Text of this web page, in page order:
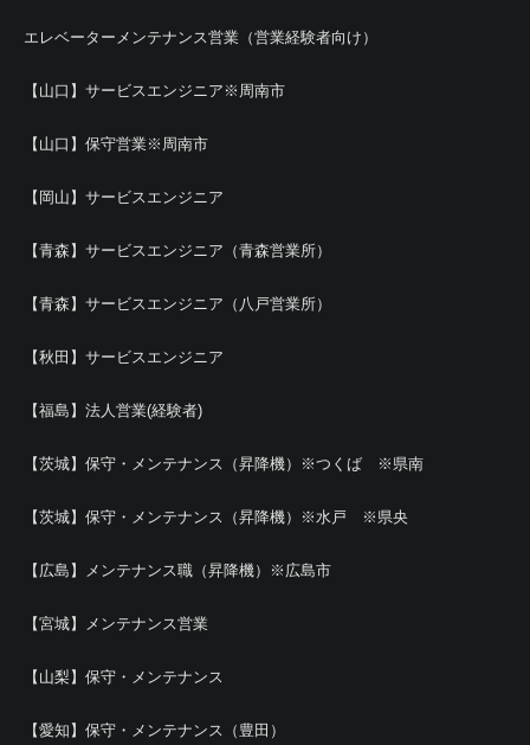
エレベーターメンテナンス営業（営業経験者向け）
【山口】サービスエンジニア※周南市
【山口】保守営業※周南市
【岡山】サービスエンジニア
【青森】サービスエンジニア（青森営業所）
【青森】サービスエンジニア（八戸営業所）
【秋田】サービスエンジニア
【福島】法人営業(経験者)
【茨城】保守・メンテナンス（昇降機）※つくば ※県南
【茨城】保守・メンテナンス（昇降機）※水戸 ※県央
【広島】メンテナンス職（昇降機）※広島市
【宮城】メンテナンス営業
【山梨】保守・メンテナンス
【愛知】保守・メンテナンス（豊田）